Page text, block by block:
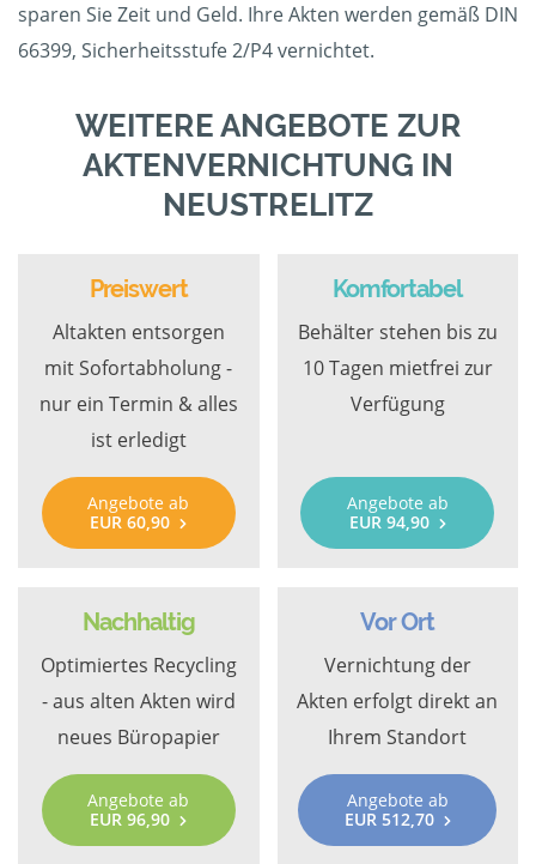
sparen Sie Zeit und Geld. Ihre Akten werden gemäß DIN
66399, Sicherheitsstufe 2/P4 vernichtet.
WEITERE ANGEBOTE ZUR
AKTENVERNICHTUNG IN
NEUSTRELITZ
Preiswert
Altakten entsorgen
mit Sofortabholung -
nur ein Termin & alles
ist erledigt
Angebote ab
EUR 60,90
Komfortabel
Behälter stehen bis zu
10 Tagen mietfrei zur
Verfügung
Angebote ab
EUR 94,90
Nachhaltig
Optimiertes Recycling
- aus alten Akten wird
neues Büropapier
Angebote ab
EUR 96,90
Vor Ort
Vernichtung der
Akten erfolgt direkt an
Ihrem Standort
Angebote ab
EUR 512,70